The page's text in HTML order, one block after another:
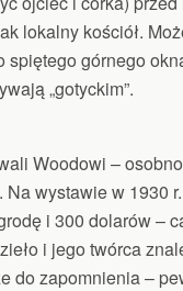
lokalny kościół.
spiętego górnego
„gotyckim”.
Woodowi –
wystawie w 1930
i 300 dolarów –
i jego twórca
do zapomnienia –